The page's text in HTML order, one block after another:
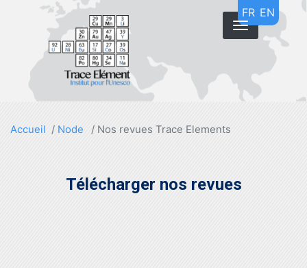
content
FR EN
Accueil Node Nos revues Trace Elements
Télécharger nos revues